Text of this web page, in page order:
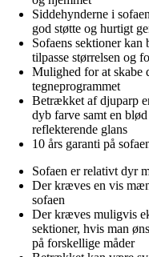
Siddehynderne i
god støtte og hurtigt
Sofaens sektioner kan
tilpasse størrelsen og
Mulighed for at skabe
tegneprogrammet
Betrækket af djuparp
dyb farve samt en
reflekterende glans
10 års garanti på
Sofaen er relativt dyr
Der kræves en vis
sofaen
Der kræves muligvis
sektioner, hvis man
på forskellige måder